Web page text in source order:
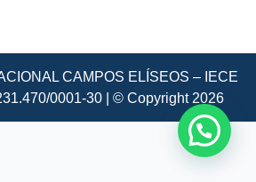
CAMPOS ELÍSEOS – IECE
0001-30 | © Copyright 2026